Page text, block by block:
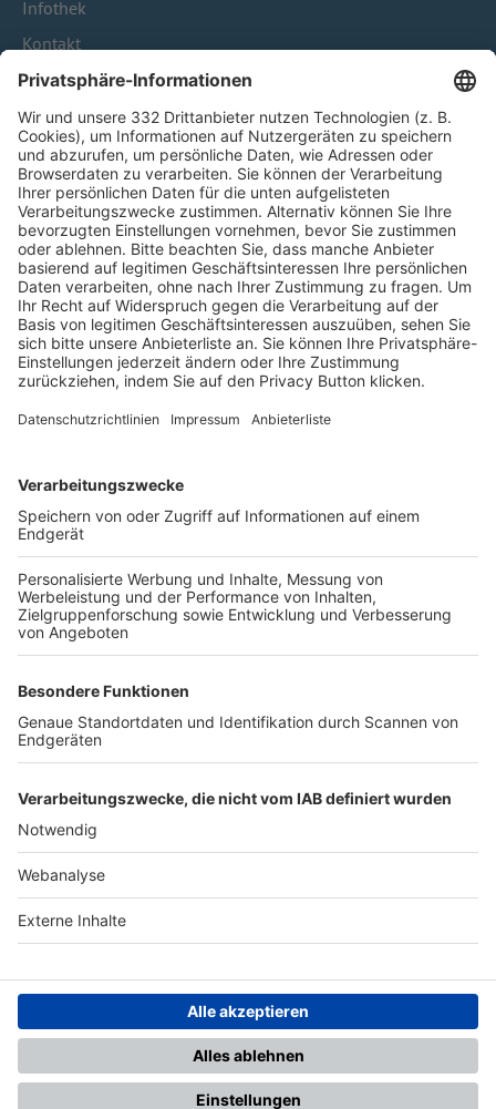
Infothek
Kontakt
HÄUFIG BESUCHTE SEITEN
Pässe und Vereinswechsel
Trainerausbildung
Schulungsangebot Vereinsmitarbeiter
BFV-Geschäftsstellen
Trainerbörse
Login SpielPlus
FOLGE DEM BFV
TOP-VEREINE
TOP-PARTNER
Nutzungsbedingungen Datenschutz Impressum